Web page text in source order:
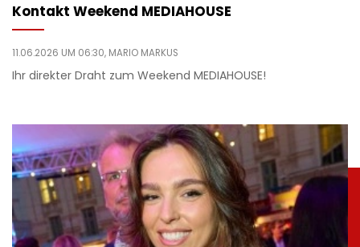
Kontakt Weekend MEDIAHOUSE
11.06.2026 UM 06:30, MARIO MARKUS
Ihr direkter Draht zum Weekend MEDIAHOUSE!